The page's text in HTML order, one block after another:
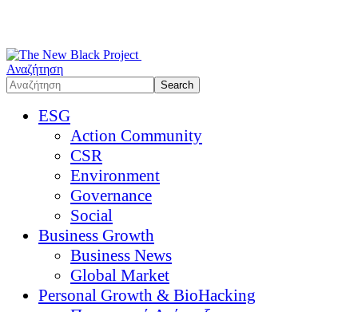
Αναζήτηση
ESG
Action Community
CSR
Environment
Governance
Social
Business Growth
Business News
Global Market
Personal Growth & BioHacking